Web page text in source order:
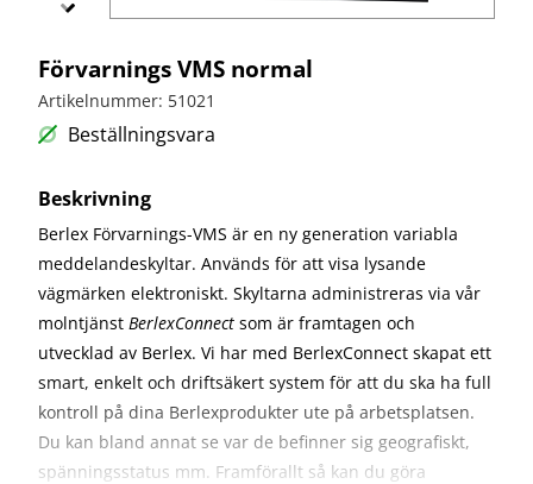
Skyltbågar
och övriga
skyltar
vägvård
B3 med
blink
Nödutgång
till
Specialskyltar
Specialskyltar
A
Specialskyltar
J
Specialskyltar
T
Specialskyltar
övriga
Förvarnings VMS normal
Artikelnummer: 51021
Beställningsvara
Beskrivning
Berlex Förvarnings-VMS är en ny generation variabla
meddelandeskyltar. Används för att visa lysande
vägmärken elektroniskt. Skyltarna administreras via vår
molntjänst BerlexConnect som är framtagen och
utvecklad av Berlex. Vi har med BerlexConnect skapat ett
smart, enkelt och driftsäkert system för att du ska ha full
kontroll på dina Berlexprodukter ute på arbetsplatsen.
Du kan bland annat se var de befinner sig geografiskt,
spänningsstatus mm. Framförallt så kan du göra